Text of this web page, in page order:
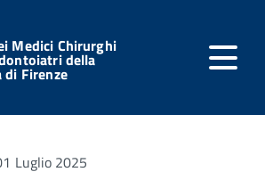
Medici Chirurghi
della
di FirenzeNotizie dell'Ordine
Luglio 2025